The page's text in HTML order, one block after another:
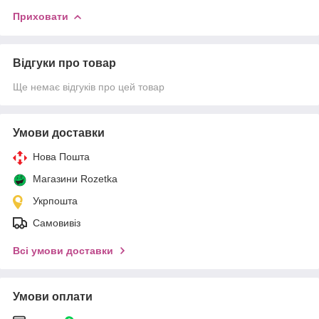
Приховати
Відгуки про товар
Ще немає відгуків про цей товар
Умови доставки
Нова Пошта
Магазини Rozetka
Укрпошта
Самовивіз
Всі умови доставки
Умови оплати